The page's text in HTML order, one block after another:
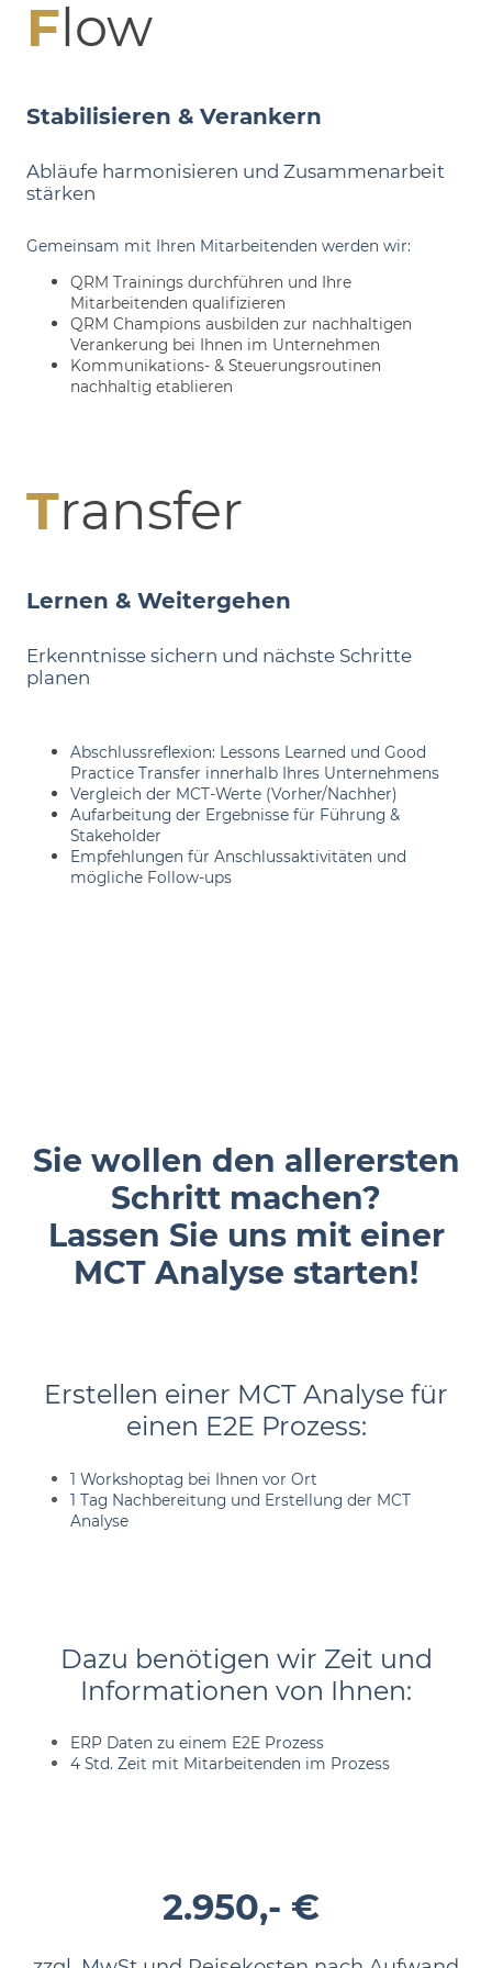
Flow
Stabilisieren & Verankern
Abläufe harmonisieren und Zusammenarbeit
stärken
Gemeinsam mit Ihren Mitarbeitenden werden wir:
QRM Trainings durchführen und Ihre
Mitarbeitenden qualifizieren
QRM Champions ausbilden zur nachhaltigen
Verankerung bei Ihnen im Unternehmen
Kommunikations- & Steuerungsroutinen
nachhaltig etablieren
Transfer
Lernen & Weitergehen
Erkenntnisse sichern und nächste Schritte
planen
Abschlussreflexion: Lessons Learned und Good
Practice Transfer innerhalb Ihres Unternehmens
Vergleich der MCT-Werte (Vorher/Nachher)
Aufarbeitung der Ergebnisse für Führung &
Stakeholder
Empfehlungen für Anschlussaktivitäten und
mögliche Follow-ups
Sie wollen den allerersten
Schritt machen?
Lassen Sie uns mit einer
MCT Analyse starten!
Erstellen einer MCT Analyse für
einen E2E Prozess:
1 Workshoptag bei Ihnen vor Ort
1 Tag Nachbereitung und Erstellung der MCT
Analyse
Dazu benötigen wir Zeit und
Informationen von Ihnen:
ERP Daten zu einem E2E Prozess
4 Std. Zeit mit Mitarbeitenden im Prozess
2.950,- €